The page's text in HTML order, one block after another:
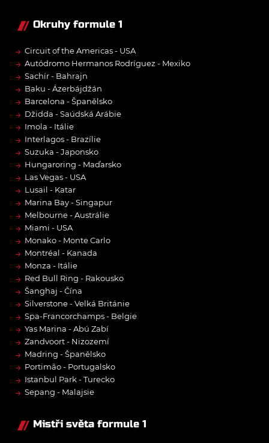
Okruhy formule 1
→ Circuit of the Americas - USA
→ Autódromo Hermanos Rodríguez - Mexiko
→ Sachír - Bahrajn
→ Baku - Ázerbájdžán
→ Barcelona - Španělsko
→ Džidda - Saúdská Arábie
→ Imola - Itálie
→ Interlagos - Brazílie
→ Suzuka - Japonsko
→ Hungaroring - Maďarsko
→ Las Vegas - USA
→ Lusail - Katar
→ Marina Bay - Singapur
→ Melbourne - Austrálie
→ Miami - USA
→ Monako - Monte Carlo
→ Montréal - Kanada
→ Monza - Itálie
→ Red Bull Ring - Rakousko
→ Šanghaj - Čína
→ Silverstone - Velká Británie
→ Spa-Francorchamps - Belgie
→ Yas Marina - Abú Zabí
→ Zandvoort - Nizozemí
→ Madring - Španělsko
→ Portimão - Portugalsko
→ Istanbul Park - Turecko
→ Sepang - Malajsie
Mistři světa formule 1